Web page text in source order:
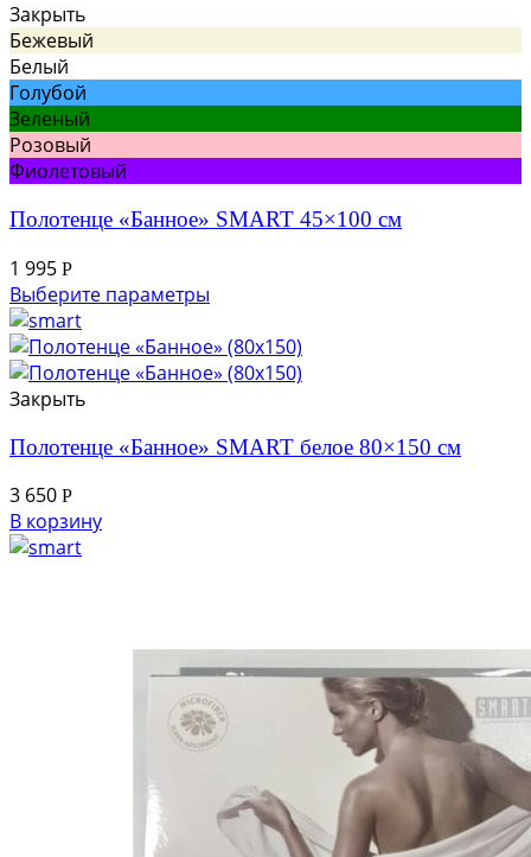
Закрыть
Бежевый
Белый
Голубой
Зеленый
Розовый
Фиолетовый
Полотенце «Банное» SMART 45×100 см
1 995 Р
Выберите параметры
Закрыть
Полотенце «Банное» SMART белое 80×150 см
3 650 Р
В корзину